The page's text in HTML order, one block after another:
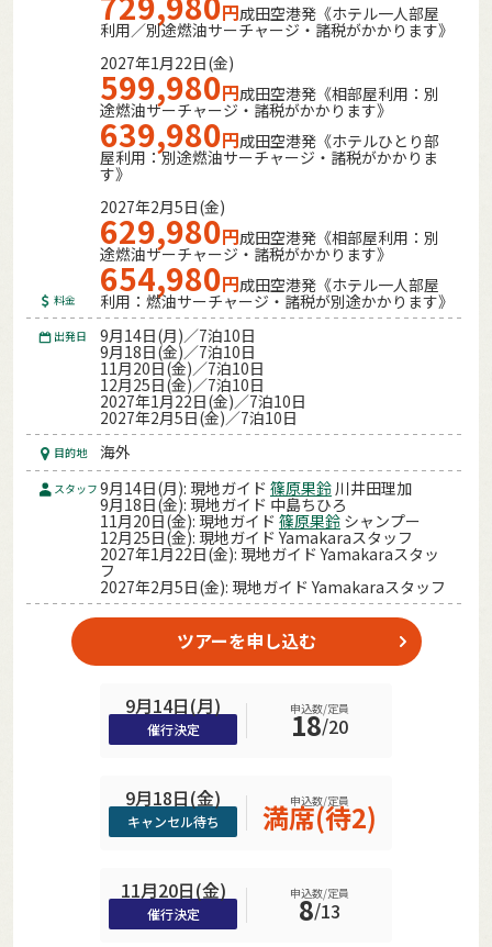
料金
円成田空港発《ホテル一人部屋
利用／別途燃油サーチャージ・諸税がかかります》
2027年1月22日(金)
599,980円成田空港発《相部屋利用：別
途燃油サーチャージ・諸税がかかります》
639,980円成田空港発《ホテルひとり部
屋利用：別途燃油サーチャージ・諸税がかかりま
す》
2027年2月5日(金)
629,980円成田空港発《相部屋利用：別
途燃油サーチャージ・諸税がかかります》
654,980円成田空港発《ホテル一人部屋
利用：燃油サーチャージ・諸税が別途かかります》
出発日 9月14日(月)／7泊10日
9月18日(金)／7泊10日
11月20日(金)／7泊10日
12月25日(金)／7泊10日
2027年1月22日(金)／7泊10日
2027年2月5日(金)／7泊10日
目的地 海外
スタッフ 9月14日(月): 現地ガイド 篠原果鈴川井田理加
9月18日(金): 現地ガイド 中島ちひろ
11月20日(金): 現地ガイド 篠原果鈴 シャンプー
12月25日(金): 現地ガイド Yamakaraスタッフ
2027年1月22日(金): 現地ガイド Yamakaraスタッ
フ
2027年2月5日(金): 現地ガイド Yamakaraスタッフ
ツアーを申し込む
9月14日(月)
催行決定
申込数/定員
18/20
9月18日(金)
キャンセル待ち
申込数/定員
満席(待2)
11月20日(金)
催行決定
申込数/定員
8/13